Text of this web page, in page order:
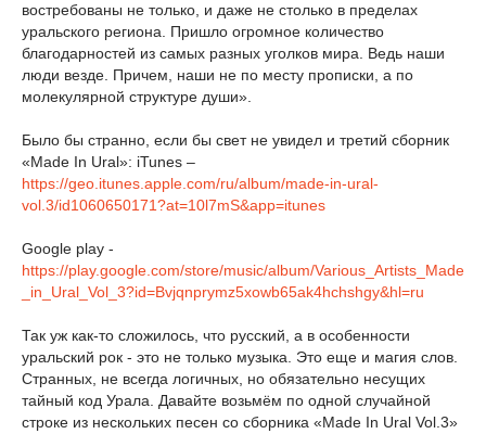
востребованы не только, и даже не столько в пределах
уральского региона. Пришло огромное количество
благодарностей из самых разных уголков мира. Ведь наши
люди везде. Причем, наши не по месту прописки, а по
молекулярной структуре души».
Было бы странно, если бы свет не увидел и третий сборник
«Made In Ural»: iTunes –
https://geo.itunes.apple.com/ru/album/made-in-ural-
vol.3/id1060650171?at=10l7mS&app=itunes
Google play -
https://play.google.com/store/music/album/Various_Artists_Made
_in_Ural_Vol_3?id=Bvjqnprymz5xowb65ak4hchshgy&hl=ru
Так уж как-то сложилось, что русский, а в особенности
уральский рок - это не только музыка. Это еще и магия слов.
Странных, не всегда логичных, но обязательно несущих
тайный код Урала. Давайте возьмём по одной случайной
строке из нескольких песен со сборника «Made In Ural Vol.3»